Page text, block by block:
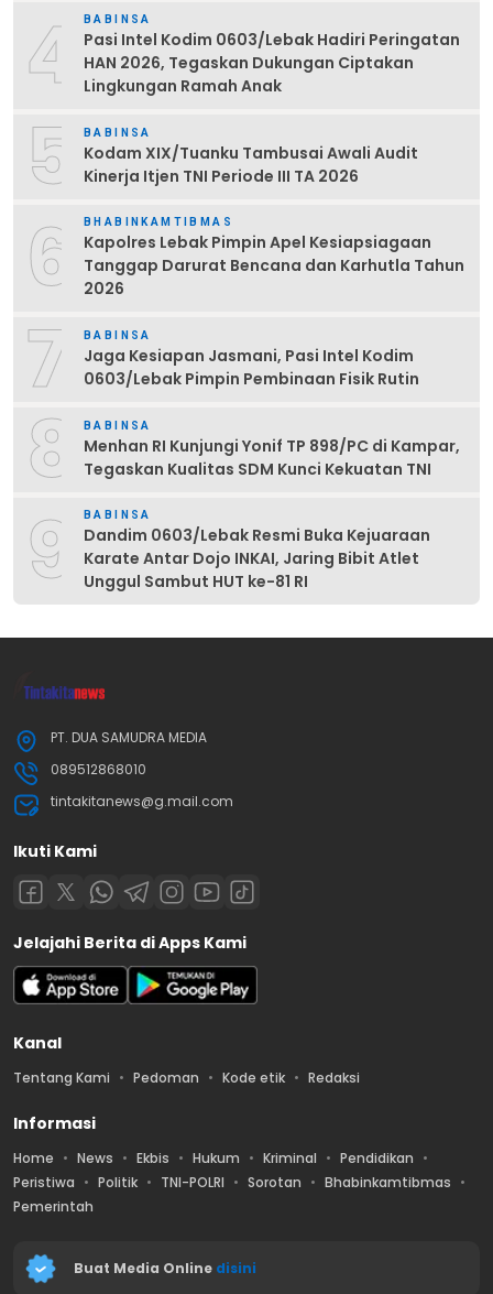
4 BABINSA
Pasi Intel Kodim 0603/Lebak Hadiri Peringatan
HAN 2026, Tegaskan Dukungan Ciptakan
Lingkungan Ramah Anak
5 BABINSA
Kodam XIX/Tuanku Tambusai Awali Audit
Kinerja Itjen TNI Periode III TA 2026
6 BHABINKAMTIBMAS
Kapolres Lebak Pimpin Apel Kesiapsiagaan
Tanggap Darurat Bencana dan Karhutla Tahun
2026
7 BABINSA
Jaga Kesiapan Jasmani, Pasi Intel Kodim
0603/Lebak Pimpin Pembinaan Fisik Rutin
8 BABINSA
Menhan RI Kunjungi Yonif TP 898/PC di Kampar,
Tegaskan Kualitas SDM Kunci Kekuatan TNI
9 BABINSA
Dandim 0603/Lebak Resmi Buka Kejuaraan
Karate Antar Dojo INKAI, Jaring Bibit Atlet
Unggul Sambut HUT ke-81 RI
PT. DUA SAMUDRA MEDIA
089512868010
tintakitanews@g.mail.com
Ikuti Kami
Jelajahi Berita di Apps Kami
Kanal
Tentang Kami Pedoman Kode etik Redaksi
Informasi
Home News Ekbis Hukum Kriminal
Pendidikan
Peristiwa
Politik TNI-POLRI Sorotan
Bhabinkamtibmas
Pemerintah
Buat Media Online disini